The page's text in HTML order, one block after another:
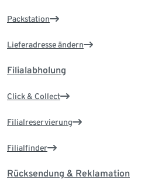
Packstation
Lieferadresse ändern
Filialabholung
Click & Collect
Filialreservierung
Filialfinder
Rücksendung & Reklamation